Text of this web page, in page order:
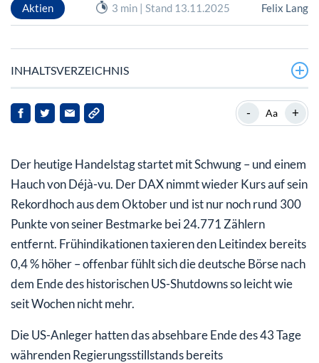
Aktien 3 min | Stand 13.11.2025 Felix Lang
INHALTSVERZEICHNIS
Unternehmensnachrichten / Einzelaktien
- Aa +
Der heutige Handelstag startet mit Schwung – und einem
Hauch von Déjà-vu. Der DAX nimmt wieder Kurs auf sein
Rekordhoch aus dem Oktober und ist nur noch rund 300
Punkte von seiner Bestmarke bei 24.771 Zählern
entfernt. Frühindikationen taxieren den Leitindex bereits
0,4 % höher – offenbar fühlt sich die deutsche Börse nach
dem Ende des historischen US-Shutdowns so leicht wie
seit Wochen nicht mehr.
Die US-Anleger hatten das absehbare Ende des 43 Tage
währenden Regierungsstillstands bereits